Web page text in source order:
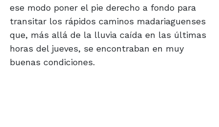
ese modo poner el pie derecho a fondo para
transitar los rápidos caminos madariaguenses
que, más allá de la lluvia caída en las últimas
horas del jueves, se encontraban en muy
buenas condiciones.